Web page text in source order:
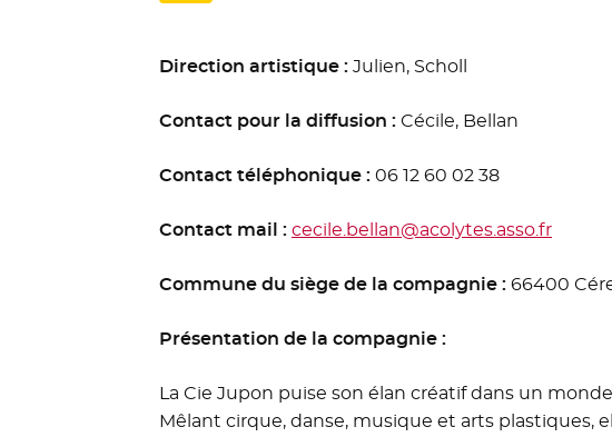
Direction artistique : Julien, Scholl
Contact pour la diffusion : Cécile, Bellan
Contact téléphonique : 06 12 60 02 38
Contact mail : cecile.bellan@acolytes.asso.fr
Commune du siège de la compagnie : 66400
Présentation de la compagnie :
La Cie Jupon puise son élan créatif dans un
Mêlant cirque, danse, musique et arts plastiques,